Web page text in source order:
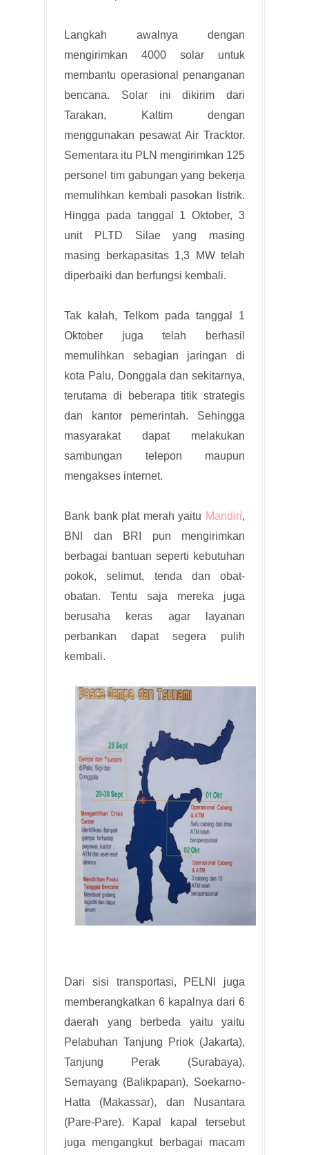
Langkah awalnya dengan
mengirimkan 4000 solar untuk
membantu operasional penanganan
bencana. Solar ini dikirim dari
Tarakan, Kaltim dengan
menggunakan pesawat Air Tracktor.
Sementara itu PLN mengirimkan 125
personel tim gabungan yang bekerja
memulihkan kembali pasokan listrik.
Hingga pada tanggal 1 Oktober, 3
unit PLTD Silae yang masing
masing berkapasitas 1,3 MW telah
diperbaiki dan berfungsi kembali.
Tak kalah, Telkom pada tanggal 1
Oktober juga telah berhasil
memulihkan sebagian jaringan di
kota Palu, Donggala dan sekitarnya,
terutama di beberapa titik strategis
dan kantor pemerintah. Sehingga
masyarakat dapat melakukan
sambungan telepon maupun
mengakses internet.
Bank bank plat merah yaitu Mandiri,
BNI dan BRI pun mengirimkan
berbagai bantuan seperti kebutuhan
pokok, selimut, tenda dan obat-
obatan. Tentu saja mereka juga
berusaha keras agar layanan
perbankan dapat segera pulih
kembali.
Dari sisi transportasi, PELNI juga
memberangkatkan 6 kapalnya dari 6
daerah yang berbeda yaitu yaitu
Pelabuhan Tanjung Priok (Jakarta),
Tanjung Perak (Surabaya),
Semayang (Balikpapan), Soekarno-
Hatta (Makassar), dan Nusantara
(Pare-Pare). Kapal kapal tersebut
juga mengangkut berbagai macam